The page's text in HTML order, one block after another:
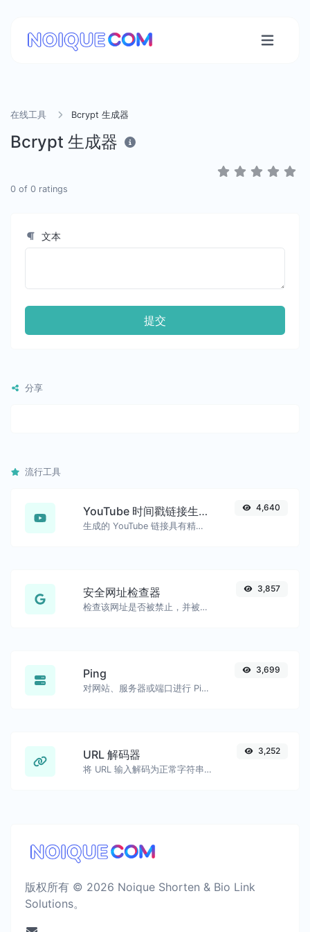
在线工具 Bcrypt 生成器
Bcrypt 生成器
0 of 0 ratings
文本
提交
分享
流行工具
YouTube 时间戳链接生成器
生成的 YouTube 链接具有精确的开始时间戳，方便移动用户使用。
4,640
安全网址检查器
检查该网址是否被禁止，并被谷歌标记为安全/不安全。
3,857
Ping
对网站、服务器或端口进行 Ping 测试。
3,699
URL 解码器
将 URL 输入解码为正常字符串。
3,252
版权所有 © 2026 Noique Shorten & Bio Link
Solutions。